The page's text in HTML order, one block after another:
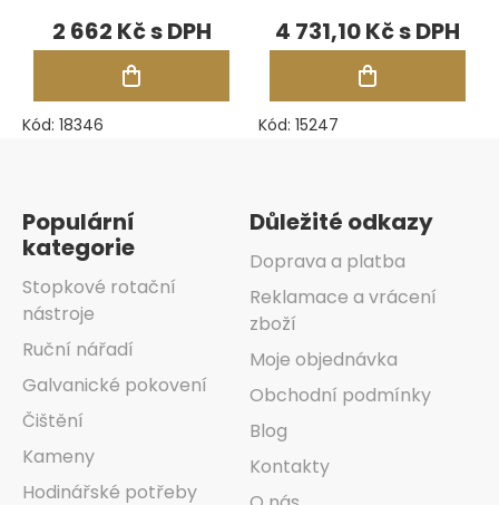
2 662 Kč
Kód: 18346
nastavitelný
4 731,10 Kč
Kód: 15247
Populární
kategorie
Stopkové rotační
nástroje
Ruční nářadí
Galvanické pokovení
Čištění
Kameny
Hodinářské potřeby
Důležité odkazy
Doprava a platba
Reklamace a vrácení
zboží
Moje objednávka
Obchodní podmínky
Blog
Kontakty